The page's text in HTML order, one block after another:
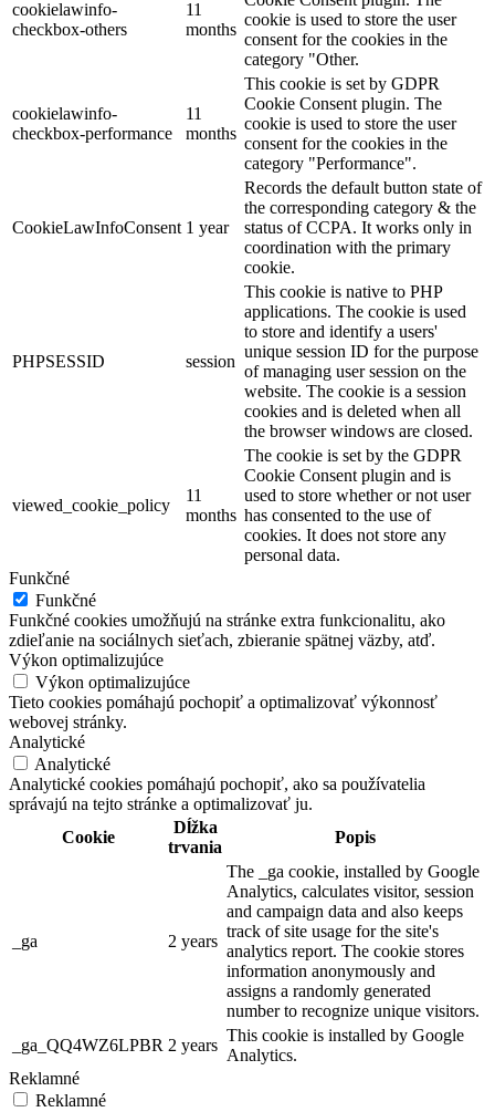
cookielawinfo-
checkbox-others
11
months
cookie is used to store the user
consent for the cookies in the
category "Other.
cookielawinfo-
checkbox-performance
11
months
This cookie is set by GDPR
Cookie Consent plugin. The
cookie is used to store the user
consent for the cookies in the
category "Performance".
CookieLawInfoConsent 1 year
Records the default button state of
the corresponding category & the
status of CCPA. It works only in
coordination with the primary
cookie.
PHPSESSID session
This cookie is native to PHP
applications. The cookie is used
to store and identify a users'
unique session ID for the purpose
of managing user session on the
website. The cookie is a session
cookies and is deleted when all
the browser windows are closed.
viewed_cookie_policy
11
months
The cookie is set by the GDPR
Cookie Consent plugin and is
used to store whether or not user
has consented to the use of
cookies. It does not store any
personal data.
Funkčné
Funkčné
Funkčné cookies umožňujú na stránke extra funkcionalitu, ako
zdieľanie na sociálnych sieťach, zbieranie spätnej väzby, atď.
Výkon optimalizujúce
Výkon optimalizujúce
Tieto cookies pomáhajú pochopiť a optimalizovať výkonnosť
webovej stránky.
Analytické
Analytické
Analytické cookies pomáhajú pochopiť, ako sa používatelia
správajú na tejto stránke a optimalizovať ju.
Cookie
Dĺžka
trvania
Popis
_ga 2 years
The _ga cookie, installed by Google
Analytics, calculates visitor, session
and campaign data and also keeps
track of site usage for the site's
analytics report. The cookie stores
information anonymously and
assigns a randomly generated
number to recognize unique visitors.
_ga_QQ4WZ6LPBR 2 years
This cookie is installed by Google
Analytics.
Reklamné
Reklamné